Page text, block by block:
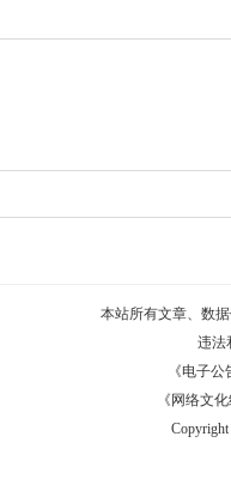
本站所有文章、数
违法
《电子公告
《网络文